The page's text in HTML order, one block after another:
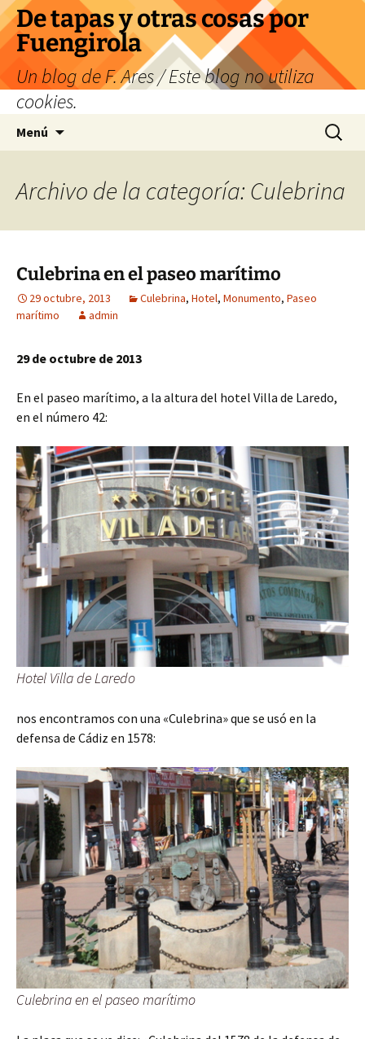
Saltar
al
contenido
De tapas y otras cosas por
Fuengirola
Un blog de F. Ares / Este blog no utiliza
cookies.
Menú Buscar:
Archivo de la categoría: Culebrina
Culebrina en el paseo marítimo
29 octubre, 2013 Culebrina, Hotel, Monumento, Paseo
marítimo
admin
29 de octubre de 2013
En el paseo marítimo, a la altura del hotel Villa de Laredo,
en el número 42:
Hotel Villa de Laredo
nos encontramos con una «Culebrina» que se usó en la
defensa de Cádiz en 1578:
Culebrina en el paseo marítimo